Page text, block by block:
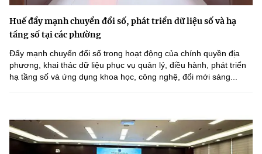
Huế đẩy mạnh chuyển đổi số, phát triển dữ liệu số và hạ
tầng số tại các phường
Đẩy mạnh chuyển đổi số trong hoạt động của chính quyền địa
phương, khai thác dữ liệu phục vụ quản lý, điều hành, phát triển
hạ tầng số và ứng dụng khoa học, công nghệ, đổi mới sáng...